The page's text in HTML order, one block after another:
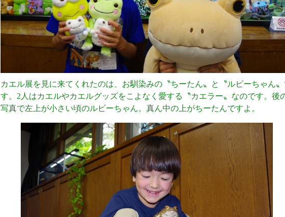
カエル展を見に来てくれたのは、お馴染みの〝ちーたん〟と〝ルビーちゃん
す。2人はカエルやカエルグッズをこよなく愛する〝カエラー〟なのです。後
写真で左上が小さい頃のルビーちゃん。真ん中の上がちーたんですよ。